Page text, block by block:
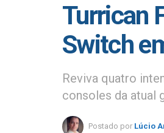
Turrican
Switch
Reviva quatro
consoles da atual
Postado por Lúcio